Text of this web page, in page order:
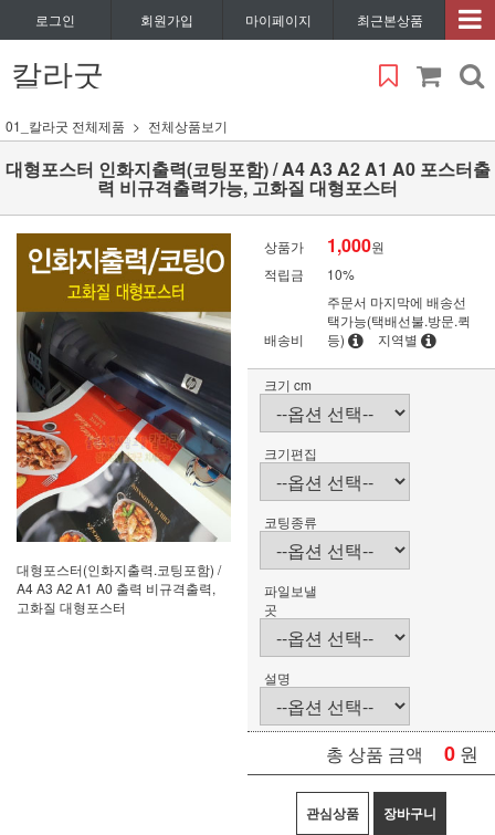
로그인 회원가입 마이페이지 최근본상품
칼라굿
01_칼라굿 전체제품 전체상품보기
대형포스터 인화지출력(코팅포함) / A4 A3 A2 A1 A0 포스터출
력 비규격출력가능, 고화질 대형포스터
대형포스터(인화지출력.코팅포함) /
A4 A3 A2 A1 A0 출력 비규격출력,
고화질 대형포스터
상품가 1,000원
적립금
10%
배송비
주문서 마지막에 배송선
택가능(택배선불.방문.퀵
등)
지역별
크기 cm
크기편집
코팅종류
파일보낼
곳
설명
총 상품 금액 0 원
관심상품 장바구니